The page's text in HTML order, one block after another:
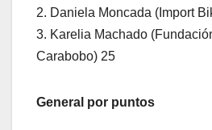
2. Daniela Moncada (Import
3. Karelia Machado
Carabobo) 25
General por puntos